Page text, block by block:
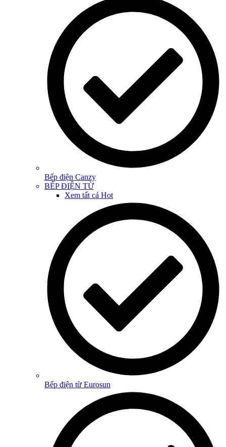
Bếp điện Canzy
BẾP ĐIỆN TỪ
Xem tất cả Hot
Bếp điện từ Eurosun